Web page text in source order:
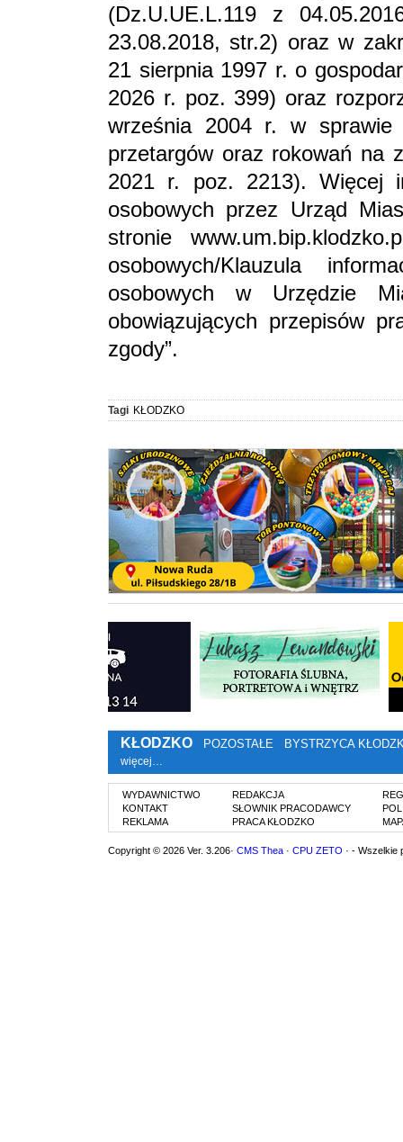
(Dz.U.UE.L.119 z
23.08.2018, str.2) oraz w
21 sierpnia 1997 r. o
2026 r. poz. 399) oraz
września 2004 r. w sprawie
przetargów oraz rokowań na
2021 r. poz. 2213). Więcej
osobowych przez Urząd
stronie
osobowych/Klauzula
osobowych w Urzędzie
obowiązujących przepisów
zgody”.
Tagi KŁODZKO
KŁODZKO POZOSTAŁE BYSTRZYCA
więcej…
WYDAWNICTWO
KONTAKT
REKLAMA
REDAKCJA
SŁOWNIK PRACODAWCY
PRACA KŁODZKO
Copyright © 2026 Ver. 3.206· CMS Thea · CPU ZETO · - Wszelkie